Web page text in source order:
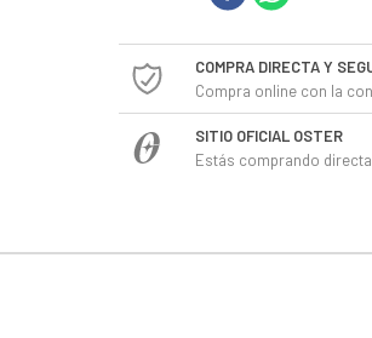
COMPRA DIRECTA Y
Compra online con la
SITIO OFICIAL OSTER
Estás comprando